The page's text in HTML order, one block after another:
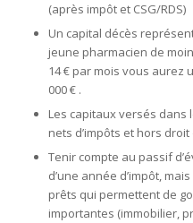
(après impôt et CSG/RDS)
Un capital décès
jeune pharmacien de
14 € par mois vous aurez
000 € .
Les capitaux versés dans
nets d’impôts et hors
Tenir compte au passif
d’une année d’impôt,
prêts qui permettent de
importantes (immobilier,